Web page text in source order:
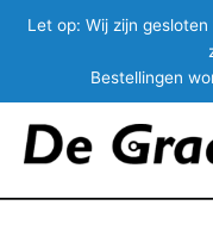
Let op: Wij zijn
Bestellingen
naar